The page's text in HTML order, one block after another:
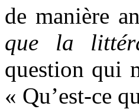
de manière
que la
question qui
« Qu’est-ce